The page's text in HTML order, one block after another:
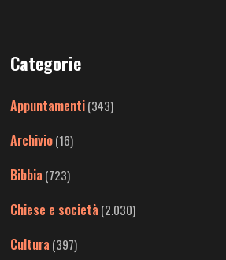
Categorie
Appuntamenti(343)
Archivio(16)
Bibbia (723)
Chiese e società (2.030)
Cultura (397)